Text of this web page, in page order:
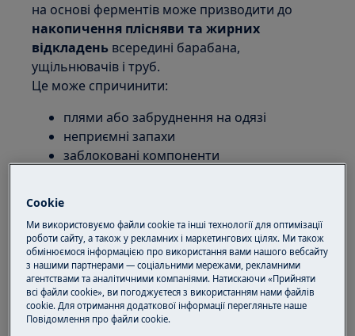
на основі ферментів може призводити до
накопичення плісняви та жирних
відкладень всередині барабана,
ущільнювачів і труб.
Це може спричинити:
плями або забруднення на одязі
неприємні запахи
заблоковані компоненти
1. Регулярно проводьте профілактичне очищення за
допомогоюзасобу для чищення пральної машини.
Cookie
Ми використовуємо файли cookie та інші технології для оптимізації
роботи сайту, а також у рекламних і маркетингових цілях. Ми також
обмінюємося інформацією про використання вами нашого вебсайту
з нашими партнерами — соціальними мережами, рекламними
агентствами та аналітичними компаніями. Натискаючи «Прийняти
всі файли cookie», ви погоджуєтеся з використанням нами файлів
cookie. Для отримання додаткової інформації перегляньте наше
Пoвідомлення прo файли cookie.